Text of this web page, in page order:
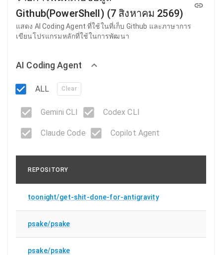
Github(PowerShell) (7 สิงหาคม 2569)
แสดง AI Coding Agent ที่ใช้ในที่เก็บ Github และภาษาการ
เขียนโปรแกรมหลักที่ใช้ในการพัฒนา
AI Coding Agent
ALL Clear
Gemini CLI Codex CLI
Claude Code Copilot Agent
REPOSITORY
toonight/get-shit-done-for-antigravity
psake/psake
psake/psake